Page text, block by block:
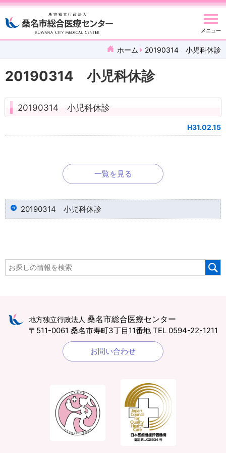
メニュー
ホーム 20190314 小児科休診
20190314 小児科休診
20190314 小児科休診
H31.02.15
一覧を見る
20190314 小児科休診
地方独立行政法人 桑名市総合医療センター
〒511-0061 桑名市寿町3丁目11番地 TEL 0594-22-1211
お問い合わせ